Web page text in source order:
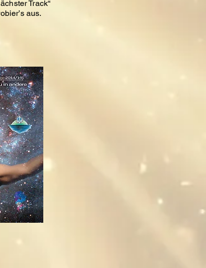
Track“
aus.